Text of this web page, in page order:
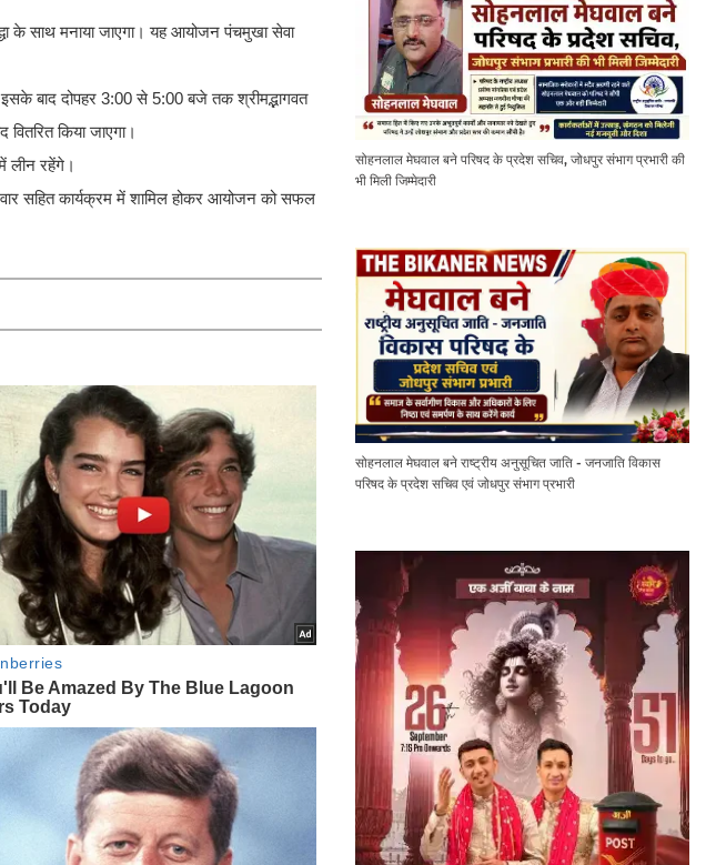
के साथ मनाया जाएगा। यह आयोजन पंचमुखा सेवा
बाद दोपहर 3:00 से 5:00 बजे तक श्रीमद्भागवत
किया जाएगा।
लीन रहेंगे।
सहित कार्यक्रम में शामिल होकर आयोजन को सफल
सोहनलाल मेघवाल बने परिषद के प्रदेश सचिव, जोधपुर संभाग प्रभारी की
भी मिली जिम्मेदारी
सोहनलाल मेघवाल बने राष्ट्रीय अनुसूचित जाति - जनजाति विकास
परिषद के प्रदेश सचिव एवं जोधपुर संभाग प्रभारी